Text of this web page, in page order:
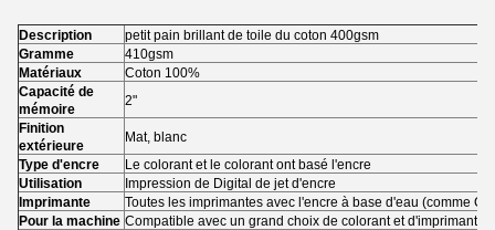
Description
petit pain brillant de toile du coton 400gsm
Gramme
410gsm
Matériaux
Coton 100%
Capacité de
mémoire
2"
Finition
extérieure
Mat, blanc
Type d'encre
Le colorant et le colorant ont basé l'encre
Utilisation
Impression de Digital de jet d'encre
Imprimante
Toutes les imprimantes avec l'encre à base d'eau (comme
Pour la machine Compatible avec un grand choix de colorant et